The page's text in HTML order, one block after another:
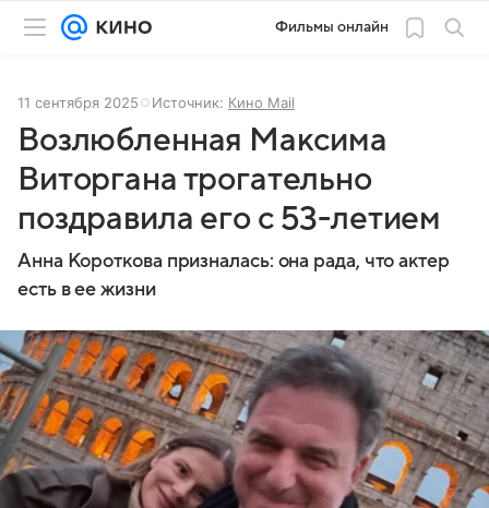
Фильмы онлайн
11 сентября 2025 Источник: Кино Mail
Возлюбленная Максима
Виторгана трогательно
поздравила его с 53-летием
Анна Короткова призналась: она рада, что актер
есть в ее жизни